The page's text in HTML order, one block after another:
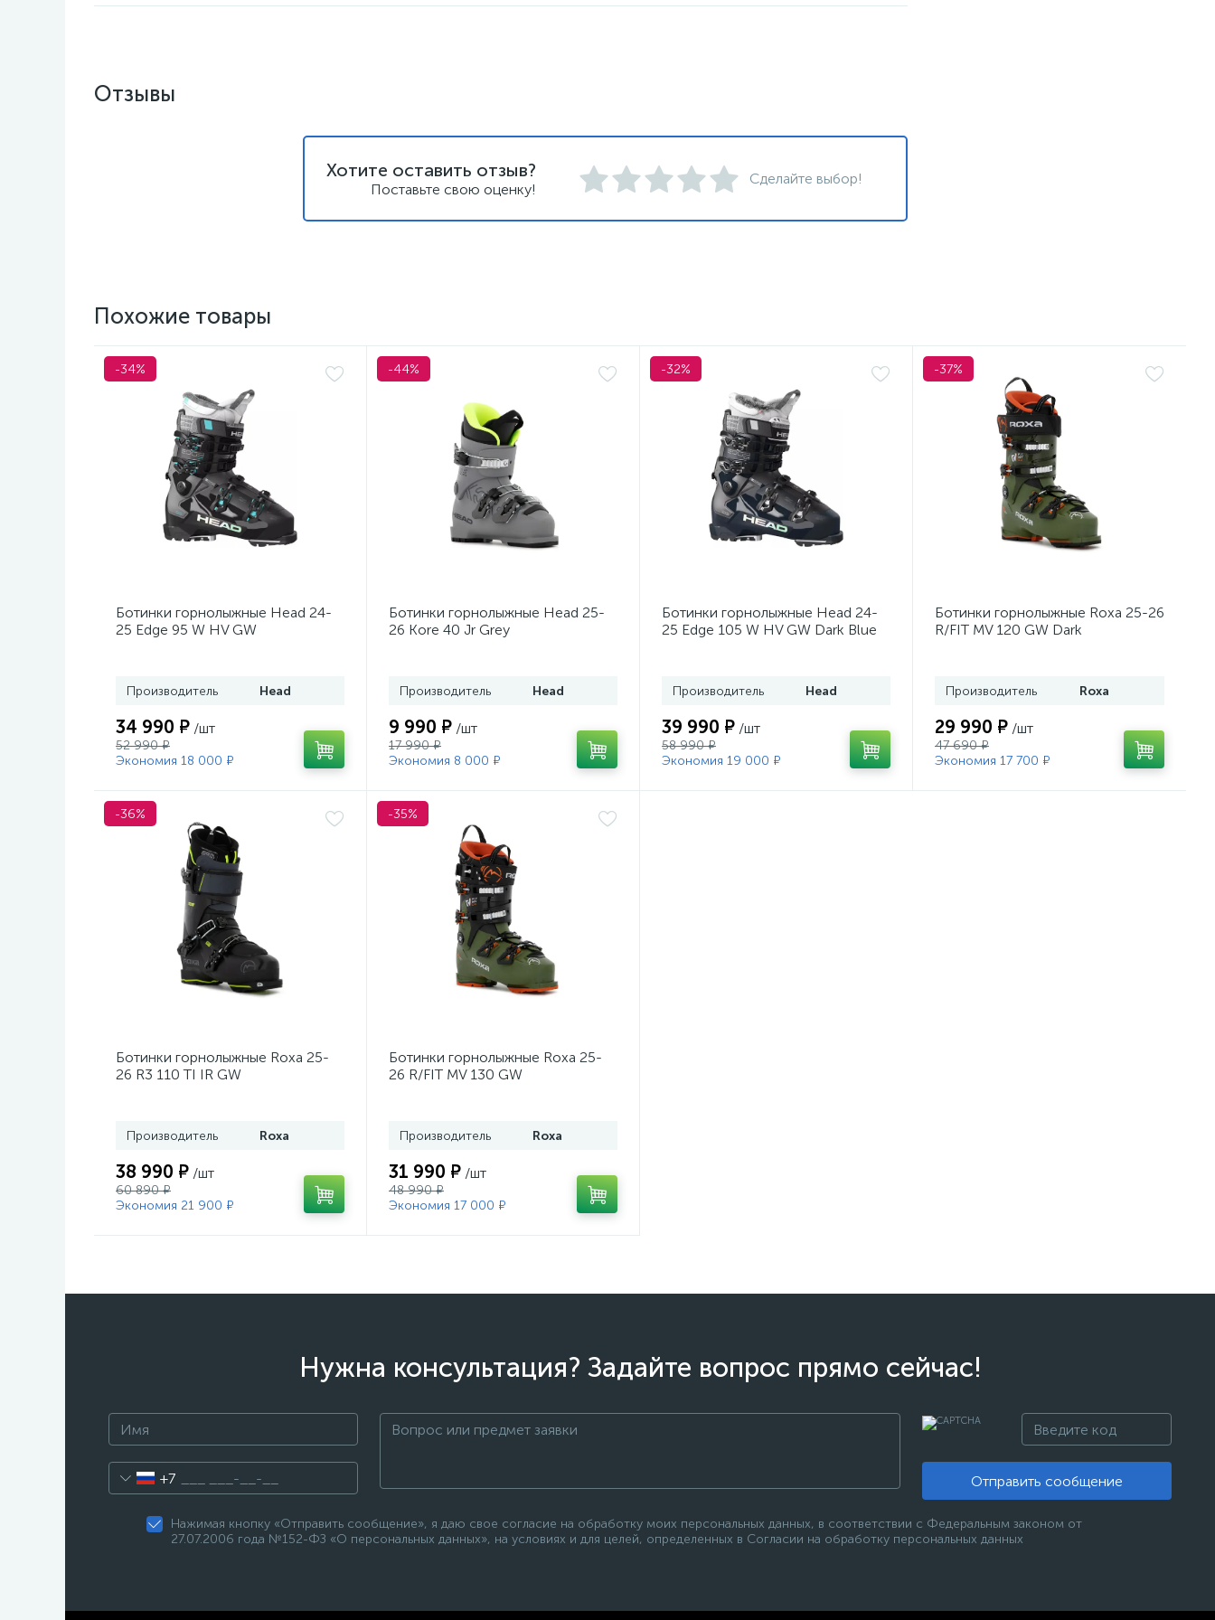
Отзывы
Хотите оставить отзыв?
Поставьте свою оценку!
Сделайте выбор!
Похожие товары
-34%
Ботинки горнолыжные Head 24-
25 Edge 95 W HV GW
Производитель Head
34 990 ₽ /шт
52 990 ₽
Экономия 18 000 ₽
-44%
Ботинки горнолыжные Head 25-
26 Kore 40 Jr Grey
Производитель Head
9 990 ₽ /шт
17 990 ₽
Экономия 8 000 ₽
-32%
Ботинки горнолыжные Head 24-
25 Edge 105 W HV GW Dark Blue
Производитель Head
39 990 ₽ /шт
58 990 ₽
Экономия 19 000 ₽
-37%
Ботинки горнолыжные Roxa 25-26
R/FIT MV 120 GW Dark
Производитель Roxa
29 990 ₽ /шт
47 690 ₽
Экономия 17 700 ₽
-36%
Ботинки горнолыжные Roxa 25-
26 R3 110 TI IR GW
Производитель Roxa
38 990 ₽ /шт
60 890 ₽
Экономия 21 900 ₽
-35%
Ботинки горнолыжные Roxa 25-
26 R/FIT MV 130 GW
Производитель Roxa
31 990 ₽ /шт
48 990 ₽
Экономия 17 000 ₽
Нужна консультация? Задайте вопрос прямо сейчас!
+7 Отправить сообщение
Нажимая кнопку «Отправить сообщение», я даю свое согласие на обработку моих персональных данных, в соответствии с Федеральным законом от
27.07.2006 года №152-ФЗ «О персональных данных», на условиях и для целей, определенных в Согласии на обработку персональных данных